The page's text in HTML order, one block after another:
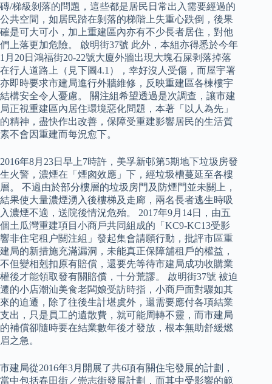
磚/梯級剝落的問題，這些都是居民日常出入需要經過的
公共空間，如居民踏在剝落的梯階上失重心跌倒，後果
確是可大可小，加上重建區內亦有不少長者居住，對他
們上落更加危險。 啟明街37號 此外，本組亦得悉於今年
1月20日鴻福街20-22號大廈外牆出現大塊石屎剥落掉落
在行人道路上（見下圖4.1），幸好沒人受傷，而屋宇署
亦即時要求市建局進行外牆維修，反映重建區各棟樓宇
結構安全令人憂慮。 關注組希望透過是次調查，讓市建
局正視重建區內居住環境惡化問題，本著「以人為先」
的精神，盡快作出改善，保障受重建影響居民的生活質
素不會因重建而每況愈下。
2016年8月23日早上7時許，美孚新邨第5期地下垃圾房發
生火警，濃煙在「煙囪效應」下，經垃圾槽蔓延至各樓
層。 不過由於部分樓層的垃圾房門及防煙門並未關上，
結果使大量濃煙湧入後樓梯及走廊，兩名長者逃生時吸
入濃煙不適，送院後情況危殆。 2017年9月14日，由五
個土瓜灣重建項目小商戶共同組成的「KC9-KC13受影
響非住宅租户關注組」發起集會請願行動，批評市區重
建局的新措施充滿漏洞，未能真正保障舖租戶的權益，
不但變相剋扣原有賠償，還要先等待市建局成功收購業
權後才能領取發有關賠償，十分荒謬。 啟明街37號 被迫
遷的小店潮汕美食老闆娘受訪時指，小商戶面對驟如其
來的迫遷，除了往後生計堪虞外，還需要應付各項結業
支出，只是員工的遺散費，就可能周轉不靈，而市建局
的補償卻隨時要在結業數年後才發放，根本無助舒緩燃
眉之急。
市建局從2016年3月開展了共6項有關住宅發展的計劃，
當中包括春田街／崇志街發展計劃，而其中受影響的範